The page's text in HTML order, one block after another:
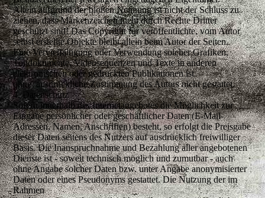
Allein aufgrund der bloßen Nennung ist nicht der Schluss zu
ziehen, dass Markenzeichen nicht durch Rechte Dritter
geschützt sind! Das Copyright für veröffentlichte, vom Autor
selbst erstellte Objekte bleibt allein beim Autor der Seiten.
Eine Vervielfältigung oder Verwendung solcher Grafiken,
Tondokumente, Videosequenzen und Texte in anderen
elektronischen oder gedruckten Publikationen ist
ohne ausdrückliche Zustimmung des Autors nicht gestattet.
4. Datenschutz
Sofern innerhalb des Internetangebotes die Möglichkeit zur
Eingabe persönlicher oder geschäftlicher Daten (E-Mail-
Adressen, Namen, Anschriften) besteht, so erfolgt die Preisgabe
dieser Daten seitens des Nutzers auf ausdrücklich freiwilliger
Basis. Die Inanspruchnahme und Bezahlung aller angebotenen
Dienste ist - soweit technisch möglich und zumutbar - auch
ohne Angabe solcher Daten bzw. unter Angabe anonymisierter
Daten oder eines Pseudonyms gestattet. Die Nutzung der im
Rahmen